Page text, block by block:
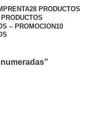
28 PRODUCTOS
– PROMOCION10